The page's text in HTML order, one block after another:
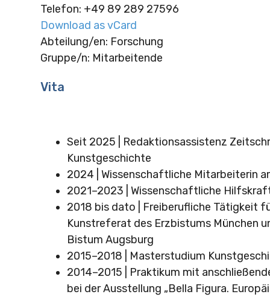
Telefon: +49 89 289 27596
Download as vCard
Abteilung/en: Forschung
Gruppe/n: Mitarbeitende
Vita
Seit 2025 | Redaktionsassistenz
Kunstgeschichte
2024 | Wissenschaftliche Mitarbeiterin
2021–2023 | Wissenschaftliche
2018 bis dato | Freiberufliche Tätigkeit
Kunstreferat des Erzbistums München
Bistum Augsburg
2015–2018 | Masterstudium
2014–2015 | Praktikum mit
bei der Ausstellung „Bella Figura.